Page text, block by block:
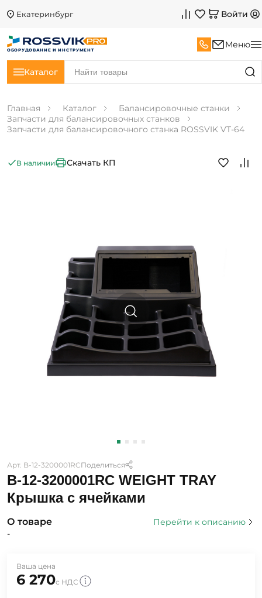
Екатеринбург Войти
ОБОРУДОВАНИЕ И ИНСТРУМЕНТ
Меню
Каталог
Главная Каталог
Балансировочные станки
Запчасти для балансировочных станков
Запчасти для балансировочного станка ROSSVIK VT-64
Арт. B-12-3200001RCПоделиться
B-12-3200001RC WEIGHT TRAY
Крышка с ячейками
В наличии Скачать КП
О товаре
Перейти к описанию
-
Ваша цена
6 270с НДС